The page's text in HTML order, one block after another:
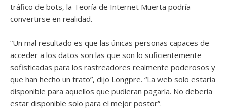
tráfico de bots, la Teoría de Internet Muerta podría
convertirse en realidad.
“Un mal resultado es que las únicas personas capaces de
acceder a los datos son las que son lo suficientemente
sofisticadas para los rastreadores realmente poderosos y
que han hecho un trato”, dijo Longpre. “La web solo estaría
disponible para aquellos que pudieran pagarla. No debería
estar disponible solo para el mejor postor”.